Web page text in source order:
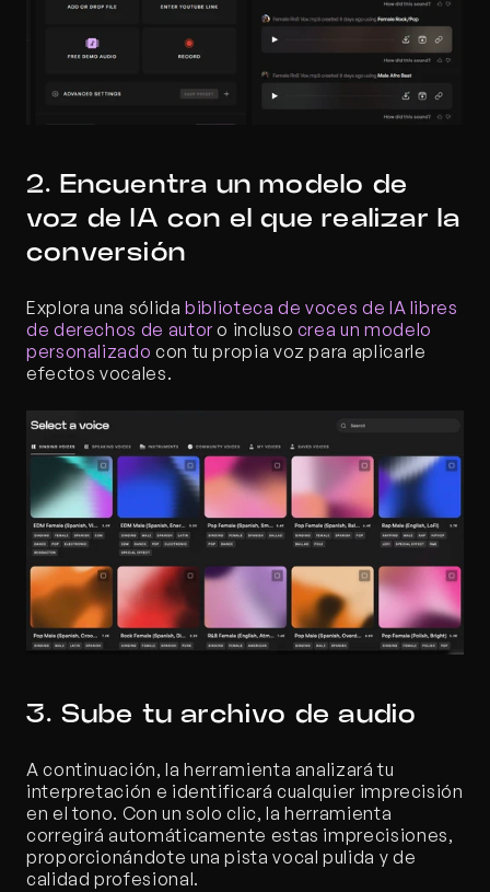
2. Encuentra un modelo de
voz de IA con el que realizar la
conversión
Explora una sólida biblioteca de voces de IA libres
de derechos de autor o incluso crea un modelo
personalizado con tu propia voz para aplicarle
efectos vocales.
3. Sube tu archivo de audio
A continuación, la herramienta analizará tu
interpretación e identificará cualquier imprecisión
en el tono. Con un solo clic, la herramienta
corregirá automáticamente estas imprecisiones,
proporcionándote una pista vocal pulida y de
calidad profesional.